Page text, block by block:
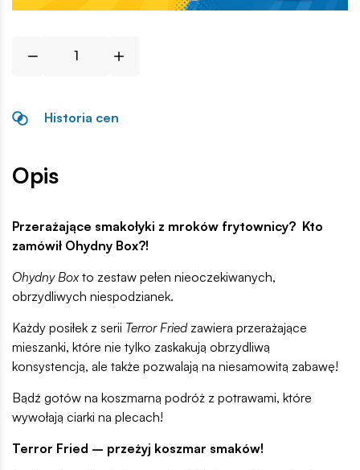
Historia cen
Opis
Przerażające smakołyki z mroków frytownicy? Kto
zamówił Ohydny Box?!
Ohydny Boxto zestaw pełen nieoczekiwanych,
obrzydliwych niespodzianek.
Każdy posiłek z serii Terror Friedzawiera przerażające
mieszanki, które nie tylko zaskakują obrzydliwą
konsystencją, ale także pozwalają na niesamowitą zabawę!
Bądź gotów na koszmarną podróż z potrawami, które
wywołają ciarki na plecach!
Terror Fried – przeżyj koszmar smaków!